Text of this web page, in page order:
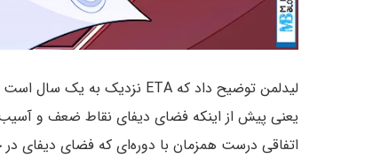
یعنی پیش از اینکه فضای دیفای نقاط ضعف و